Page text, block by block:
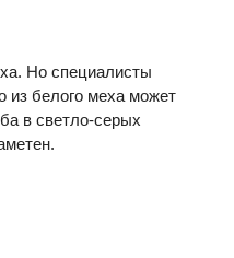
Но специалисты
из белого меха может
в светло-серых